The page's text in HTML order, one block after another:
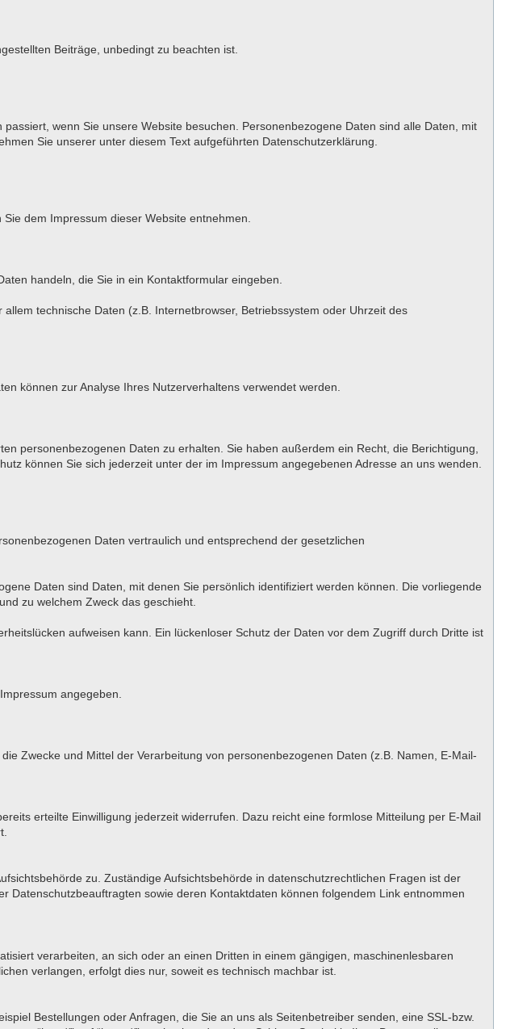
Beiträge, unbedingt zu beachten ist.
wenn Sie unsere Website besuchen. Personenbezogene Daten sind alle Daten, mit
Sie unserer unter diesem Text aufgeführten Datenschutzerklärung.
dem Impressum dieser Website entnehmen.
handeln, die Sie in ein Kontaktformular eingeben.
technische Daten (z.B. Internetbrowser, Betriebssystem oder Uhrzeit des
können zur Analyse Ihres Nutzerverhaltens verwendet werden.
personenbezogenen Daten zu erhalten. Sie haben außerdem ein Recht, die Berichtigung,
können Sie sich jederzeit unter der im Impressum angegebenen Adresse an uns wenden.
Daten vertraulich und entsprechend der gesetzlichen
Daten sind Daten, mit denen Sie persönlich identifiziert werden können. Die vorliegende
zu welchem Zweck das geschieht.
aufweisen kann. Ein lückenloser Schutz der Daten vor dem Zugriff durch Dritte ist
angegeben.
Zwecke und Mittel der Verarbeitung von personenbezogenen Daten (z.B. Namen, E-Mail-
erteilte Einwilligung jederzeit widerrufen. Dazu reicht eine formlose Mitteilung per E-Mail
zu. Zuständige Aufsichtsbehörde in datenschutzrechtlichen Fragen ist der
sowie deren Kontaktdaten können folgendem Link entnommen
verarbeiten, an sich oder an einen Dritten in einem gängigen, maschinenlesbaren
verlangen, erfolgt dies nur, soweit es technisch machbar ist.
Bestellungen oder Anfragen, die Sie an uns als Seitenbetreiber senden, eine SSL-bzw.